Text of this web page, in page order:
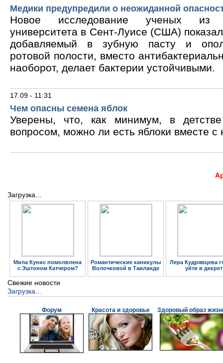
Медики предупредили о неожиданной
Новое исследование ученых из
университета в Сент-Луисе (США)
добавляемый в зубную пасту и
ротовой полости, вместо
наоборот, делает бактерии устойчивыми.
17.09 - 11:31
Чем опасны семена яблок
Уверены, что, как минимум, в
вопросом, можно ли есть яблоки вместе с
Загрузка...
Мила Кунис помолвлена
с Эштоном Катчером?
Романтические каникулы
Волочковой в Таиланде
Лера Кудрявцева
уйти в декрет
Свежие новости
Загрузка...
Форум Красота и здоровье Здоровый образ